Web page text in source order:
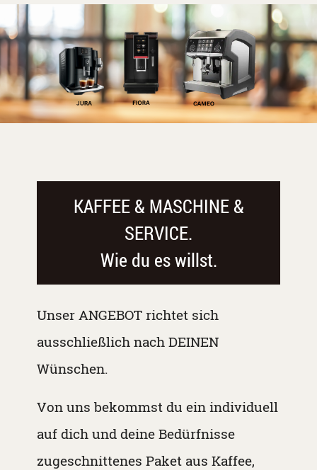
KAFFEE & MASCHINE &
SERVICE.
Wie du es willst.
Unser ANGEBOT richtet sich
ausschließlich nach DEINEN
Wünschen.
Von uns bekommst du ein individuell
auf dich und deine Bedürfnisse
zugeschnittenes Paket aus Kaffee,